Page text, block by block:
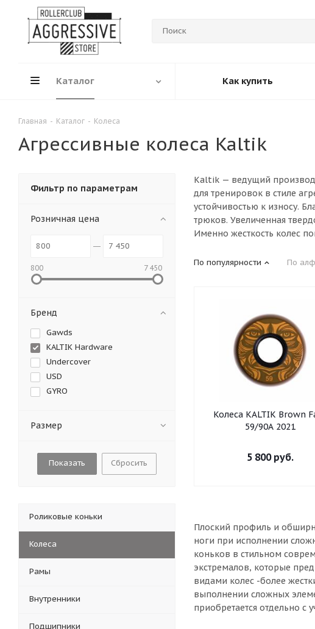
Каталог Как купить
Главная - Каталог - Колеса
Агрессивные колеса Kaltik
Kaltik — ведущий
для тренировок в стиле
устойчивостью к износу.
трюков. Увеличенная
Именно жесткость колес
По популярности По
Колеса KALTIK Brown
59/90A 2021
5 800руб.
Плоский профиль и
ноги при исполнении
коньков в стильном
экстремалов, которые
видами колес -более
выполнении сложных
приобретается отдельно с
Фильтр по параметрам
Розничная цена
800 7 450
Бренд
Gawds
KALTIK Hardware
Undercover
USD
GYRO
Размер
Сбросить
Роликовые коньки
Колеса
Рамы
Внутренники
Подшипники